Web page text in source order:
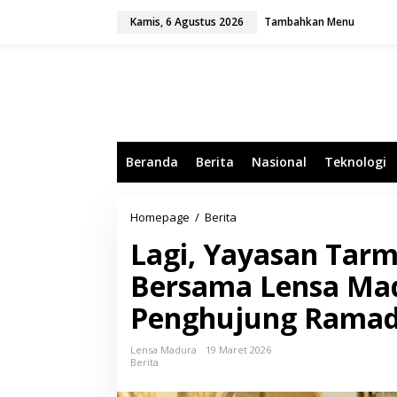
Kamis, 6 Agustus 2026 Tambahkan Menu
Beranda Berita Nasional Teknologi
Homepage / Berita
g
i
,
Y
a
y
a
n
Lagi, Yayasan
Bersama Lensa
Penghujung
Lensa Madura
19 Maret 2026
Berita